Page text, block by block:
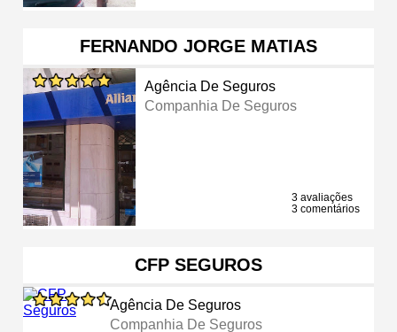
FERNANDO JORGE MATIAS
Agência De Seguros
Companhia De Seguros
3 avaliações
3 comentários
CFP SEGUROS
Agência De Seguros
Companhia De Seguros